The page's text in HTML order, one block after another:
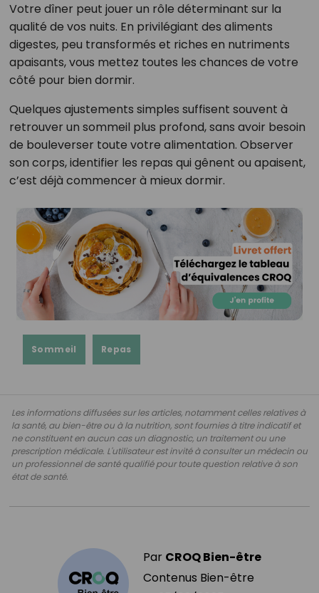
Votre dîner peut jouer un rôle déterminant sur la
qualité de vos nuits. En privilégiant des aliments
digestes, peu transformés et riches en nutriments
apaisants, vous mettez toutes les chances de votre
côté pour bien dormir.
Quelques ajustements simples suffisent souvent à
retrouver un sommeil plus profond, sans avoir besoin
de bouleverser toute votre alimentation. Observer
son corps, identifier les repas qui gênent ou apaisent,
c’est déjà commencer à mieux dormir.
Sommeil Repas
Les informations diffusées sur les articles, notamment celles relatives à
la santé, au bien-être ou à la nutrition, sont fournies à titre indicatif et
ne constituent en aucun cas un diagnostic, un traitement ou une
prescription médicale. L'utilisateur est invité à consulter un médecin ou
un professionnel de santé qualifié pour toute question relative à son
état de santé.
Par CROQ Bien-être
Contenus Bien-être